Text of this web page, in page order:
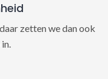
zetten we dan ook